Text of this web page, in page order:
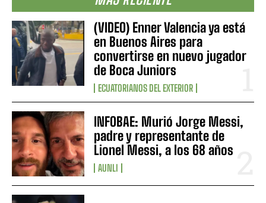
(VIDEO) Enner Valencia ya está
en Buenos Aires para
convertirse en nuevo jugador
de Boca Juniors
ECUATORIANOS DEL EXTERIOR
INFOBAE: Murió Jorge Messi,
padre y representante de
Lionel Messi, a los 68 años
AUNLI